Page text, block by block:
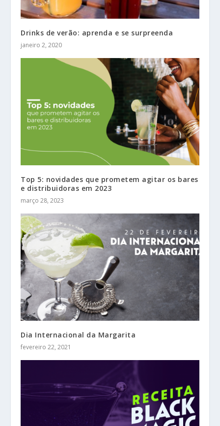
Drinks de verão: aprenda e se surpreenda
janeiro 2, 2020
Top 5: novidades que prometem agitar os bares
e distribuidoras em 2023
março 28, 2023
Dia Internacional da Margarita
fevereiro 22, 2021